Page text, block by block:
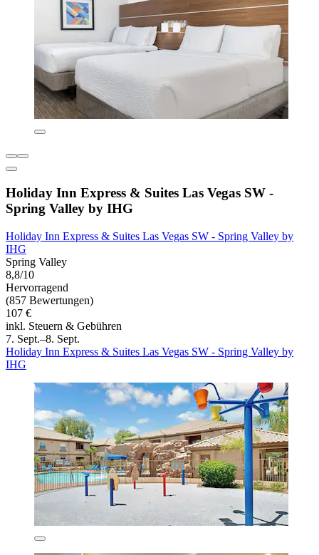
Holiday Inn Express & Suites Las Vegas SW -
Spring Valley by IHG
Holiday Inn Express & Suites Las Vegas SW - Spring Valley by
IHG
Spring Valley
8,8/10
Hervorragend
(857 Bewertungen)
107 €
inkl. Steuern & Gebühren
7. Sept.–8. Sept.
Holiday Inn Express & Suites Las Vegas SW - Spring Valley by
IHG